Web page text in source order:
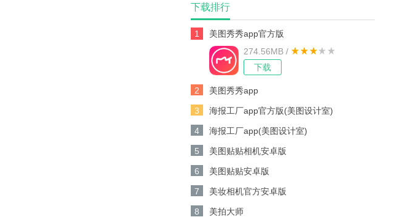
下载排行
1
美图秀秀app官方版
274.56MB /
下载
2 美图秀秀app
3 海报工厂app官方版(美图设计室)
4 海报工厂app(美图设计室)
5 美图贴贴相机安卓版
6 美图贴贴安卓版
7 美妆相机官方安卓版
8 美拍大师